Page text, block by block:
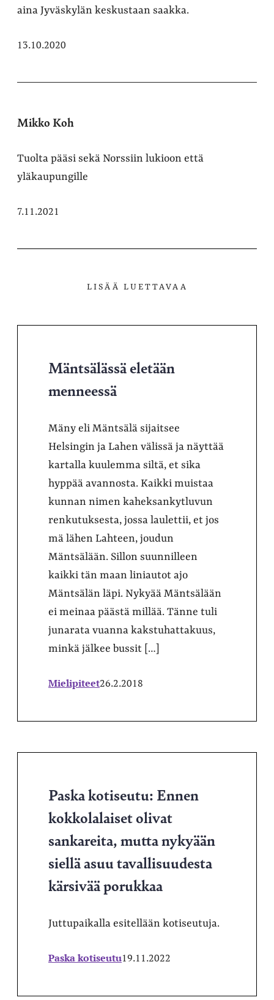
aina Jyväskylän keskustaan saakka.
13.10.2020
Mikko Koh
Tuolta pääsi sekä Norssiin lukioon että
yläkaupungille
7.11.2021
LISÄÄ LUETTAVAA
Mäntsälässä eletään
menneessä
Mäny eli Mäntsälä sijaitsee
Helsingin ja Lahen välissä ja näyttää
kartalla kuulemma siltä, et sika
hyppää avannosta. Kaikki muistaa
kunnan nimen kaheksankytluvun
renkutuksesta, jossa laulettii, et jos
mä lähen Lahteen, joudun
Mäntsälään. Sillon suunnilleen
kaikki tän maan liniautot ajo
Mäntsälän läpi. Nykyää Mäntsälään
ei meinaa päästä millää. Tänne tuli
junarata vuanna kakstuhattakuus,
minkä jälkee bussit […]
Mielipiteet26.2.2018
Paska kotiseutu: Ennen
kokkolalaiset olivat
sankareita, mutta nykyään
siellä asuu tavallisuudesta
kärsivää porukkaa
Juttupaikalla esitellään kotiseutuja.
Paska kotiseutu19.11.2022